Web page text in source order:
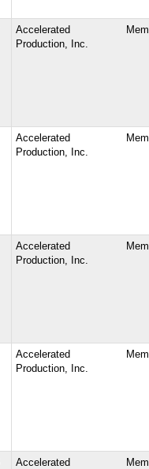
Accelerated
Production, Inc.
Accelerated
Production, Inc.
Accelerated
Production, Inc.
Accelerated
Production, Inc.
Accelerated